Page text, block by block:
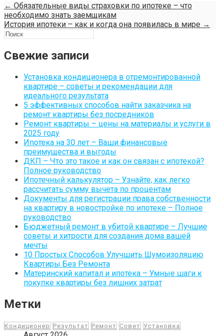
← Обязательные виды страховки по ипотеке – что
необходимо знать заемщикам
История ипотеки – как и когда она появилась в мире →
Свежие записи
Установка кондиционера в отремонтированной
квартире – советы и рекомендации для
идеального результата
5 эффективных способов найти заказчика на
ремонт квартиры без посредников
Ремонт квартиры – цены на материалы и услуги в
2025 году
Ипотека на 30 лет – Ваши финансовые
преимущества и выгоды
ДКП – Что это такое и как он связан с ипотекой?
Полное руководство
Ипотечный калькулятор – Узнайте, как легко
рассчитать сумму вычета по процентам
Документы для регистрации права собственности
на квартиру в новостройке по ипотеке – Полное
руководство
Бюджетный ремонт в убитой квартире – Лучшие
советы и хитрости для создания дома вашей
мечты
10 Простых Способов Улучшить Шумоизоляцию
Квартиры Без Ремонта
Материнский капитал и ипотека – Умные шаги к
покупке квартиры без лишних затрат
Метки
Кондиционер Результат Ремонт Совет Установка